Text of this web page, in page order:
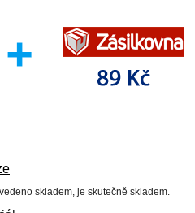
skladem, je skutečně skladem.